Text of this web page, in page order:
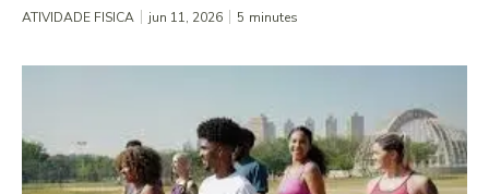
ATIVIDADE FISICA jun 11, 2026 5 minutes